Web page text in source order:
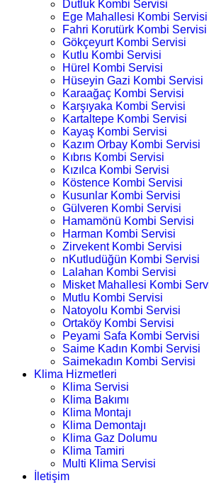
Dutluk Kombi Servisi
Ege Mahallesi Kombi Servisi
Fahri Korutürk Kombi Servisi
Gökçeyurt Kombi Servisi
Kutlu Kombi Servisi
Hürel Kombi Servisi
Hüseyin Gazi Kombi Servisi
Karaağaç Kombi Servisi
Karşıyaka Kombi Servisi
Kartaltepe Kombi Servisi
Kayaş Kombi Servisi
Kazım Orbay Kombi Servisi
Kıbrıs Kombi Servisi
Kızılca Kombi Servisi
Köstence Kombi Servisi
Kusunlar Kombi Servisi
Gülveren Kombi Servisi
Hamamönü Kombi Servisi
Harman Kombi Servisi
Zirvekent Kombi Servisi
nKutludüğün Kombi Servisi
Lalahan Kombi Servisi
Misket Mahallesi Kombi
Mutlu Kombi Servisi
Natoyolu Kombi Servisi
Ortaköy Kombi Servisi
Peyami Safa Kombi Servisi
Saime Kadın Kombi Servisi
Saimekadın Kombi Servisi
Klima Hizmetleri
Klima Servisi
Klima Bakımı
Klima Montajı
Klima Demontajı
Klima Gaz Dolumu
Klima Tamiri
Multi Klima Servisi
İletişim